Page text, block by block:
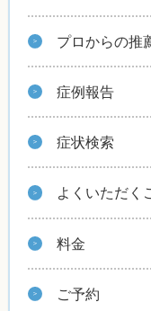
プロからの推
症例報告
症状検索
よくいただく
料金
ご予約